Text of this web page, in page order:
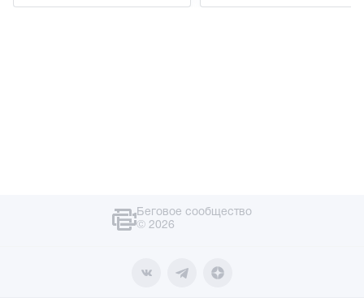
Беговое сообщество
© 2026